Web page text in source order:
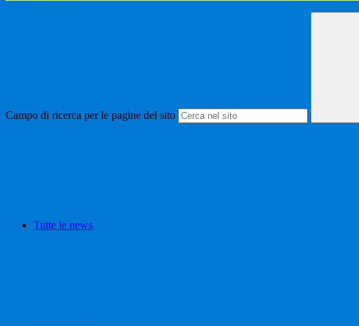
Campo di ricerca per le pagine del sito
Tutte le news